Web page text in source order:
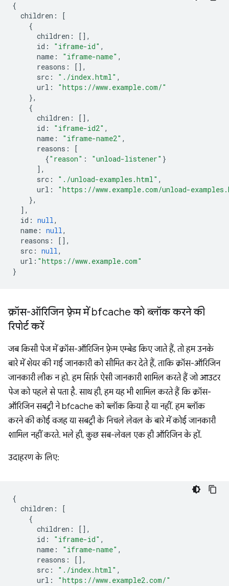
{
children :
[
{
children :
[],
id : "iframe-id" ,
name : "iframe-name" ,
reasons :
[],
src : "./index.html" ,
url :
"https://www.example.com/"
},
{
children :
[],
id : "iframe-id2" ,
name : "iframe-name2" ,
reasons :
[
{"reason" : "unload-listener" }
],
src : "./unload-examples.html" ,
url :
"https://www.example.com/unload-
},
],
id : null,
name : null,
reasons :
[],
src : null,
url : "https://www.example.com"
}
क्रॉस-ऑरिजिन फ़्रेम में bfcache को ब्लॉक करने की
रिपोर्ट करें
जब किसी पेज में क्रॉस-ऑरिजिन फ़्रेम एम्बेड किए जाते हैं, तो हम उनके
बारे में शेयर की गई जानकारी को सीमित कर देते हैं, ताकि क्रॉस-ऑरिजिन
जानकारी लीक न हो. हम सिर्फ़ ऐसी जानकारी शामिल करते हैं जो आउटर
पेज को पहले से पता है. साथ ही, हम यह भी शामिल करते हैं कि क्रॉस-
ऑरिजिन सबट्री ने bfcache को ब्लॉक किया है या नहीं. हम ब्लॉक
करने की कोई वजह या सबट्री के निचले लेवल के बारे में कोई जानकारी
शामिल नहीं करते. भले ही, कुछ सब-लेवल एक ही ऑरिजिन के हों.
उदाहरण के लिए:
{
children :
[
{
children :
[],
id : "iframe-id" ,
name : "iframe-name" ,
reasons :
[],
src : "./index.html" ,
url :
"https://www.example2.com/"